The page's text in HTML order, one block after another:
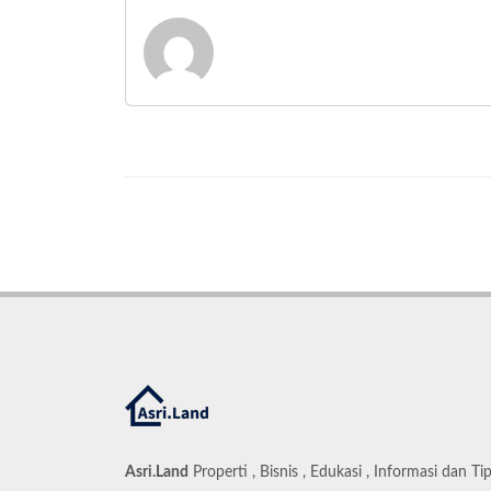
Asri.Land Properti , Bisnis , Edukasi , Informasi dan